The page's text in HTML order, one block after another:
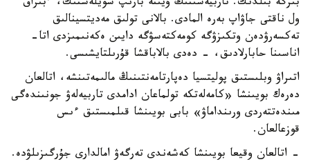
بىرگە بىلدىك. تاربيەشىنىڭ ۇيىنە بارىپ سويلەستىك، ءبىراق
ول ناقتى جاۋاپ بەرە المادى. بالانى تولىق مەديتسينالىق
تەكسەرۋدەن وتكىزۋگە كومەكتەسۋگە دايىن ەكەنىمىزدى اتا-
اناسىنا حابارلادىق، - دەدى بالاباقشا قۇرىلتايشىسى.
اتىراۋ وبلىستىق پوليتسيا دەپارتامەنتىنىڭ مالىمەتىنشە، اتالعان
دەرەك بويىنشا «كامەلەتكە تولماعان ادامدى تاربيەلەۋ جونىندەگى
مىندەتتەردى ورىنداماۋ» بابى بويىنشا قىلمىستىق ءىس
قوزعالعان.
- اتالعان وقيعا بويىنشا كەشەندى تەرگەۋ امالدارى جۇرگىزىلۋدە.